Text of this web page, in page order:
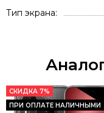
Тип экрана
СКИДКА 7%
ПРИ ОПЛАТЕ НАЛИЧНЫМИ